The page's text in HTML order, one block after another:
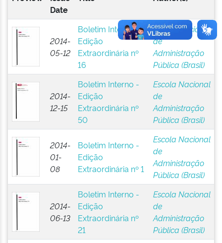
Date
2014-
05-12
Boletim Interno -
Edição
Extraordinária nº
16
Escola Nacional
de
Administração
Pública (Brasil)
2014-
12-15
Boletim Interno -
Edição
Extraordinária nº
50
Escola Nacional
de
Administração
Pública (Brasil)
2014-
01-
08
Boletim Interno -
Edição
Extraordinária nº 1
Escola Nacional
de
Administração
Pública (Brasil)
2014-
06-13
Boletim Interno -
Edição
Extraordinária nº
21
Escola Nacional
de
Administração
Pública (Brasil)